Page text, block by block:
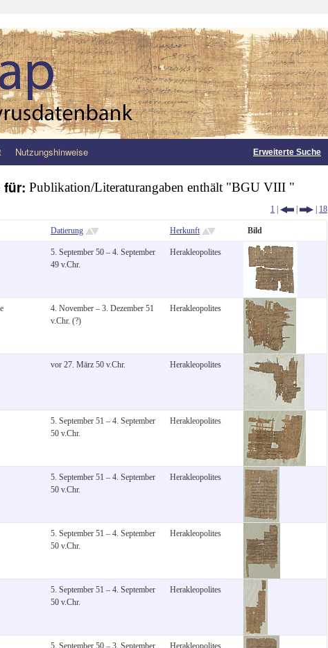
Nutzungshinweise Erweiterte Suche
für: Publikation/Literaturangaben enthält "BGU VIII "
1 | | | 18
Datierung Herkunft Bild
5. September 50 – 4. September
49 v.Chr.
Herakleopolites
4. November – 3. Dezember 51
v.Chr. (?)
Herakleopolites
vor 27. März 50 v.Chr. Herakleopolites
5. September 51 – 4. September
50 v.Chr.
Herakleopolites
5. September 51 – 4. September
50 v.Chr.
Herakleopolites
5. September 51 – 4. September
50 v.Chr.
Herakleopolites
5. September 51 – 4. September
50 v.Chr.
Herakleopolites
5. September 50 – 3. September
Herakleopolites